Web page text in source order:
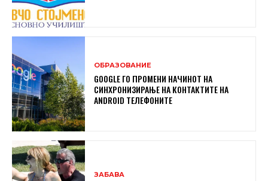
ОБРАЗОВАНИЕ
GOOGLE ГО ПРОМЕНИ НАЧИНОТ НА
СИНХРОНИЗИРАЊЕ НА КОНТАКТИТЕ НА
ANDROID ТЕЛЕФОНИТЕ
ЗАБАВА